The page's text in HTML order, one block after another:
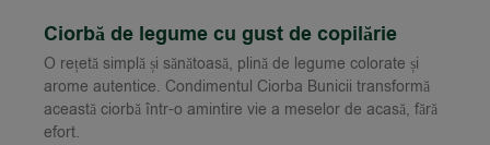
Ciorbă de legume cu gust de copilărie
O rețetă simplă și sănătoasă, plină de legume colorate și
arome autentice. Condimentul Ciorba Bunicii transformă
această ciorbă într-o amintire vie a meselor de acasă, fără
efort.